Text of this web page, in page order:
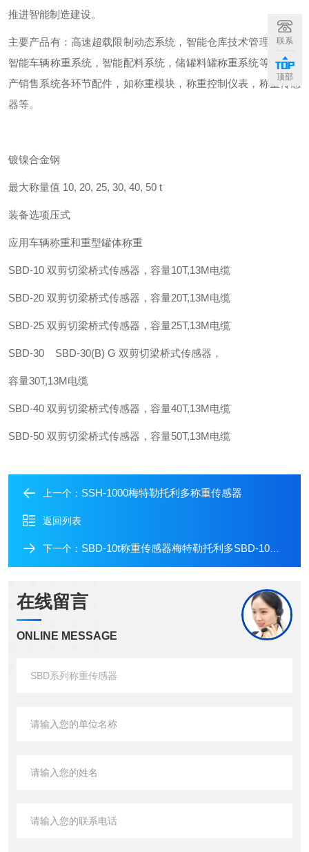
推进智能制造建设。
主要产品有：高速超载限制动态系统，智能仓库技术管理系统，
智能车辆称重系统，智能配料系统，储罐料罐称重系统等，并生
产销售系统各环节配件，如称重模块，称重控制仪表，称重传感
器等。
镀镍合金钢
最大称量值 10, 20, 25, 30, 40, 50 t
装备选项压式
应用车辆称重和重型罐体称重
SBD-10 双剪切梁桥式传感器，容量10T,13M电缆
SBD-20 双剪切梁桥式传感器，容量20T,13M电缆
SBD-25 双剪切梁桥式传感器，容量25T,13M电缆
SBD-30 SBD-30(B) G 双剪切梁桥式传感器，
容量30T,13M电缆
SBD-40 双剪切梁桥式传感器，容量40T,13M电缆
SBD-50 双剪切梁桥式传感器，容量50T,13M电缆
上一个： SSH-1000梅特勒托利多称重传感器
返回列表
下一个： SBD-10t称重传感器梅特勒托利多SBD-10称重传感器
在线留言
ONLINE MESSAGE
联系
顶部